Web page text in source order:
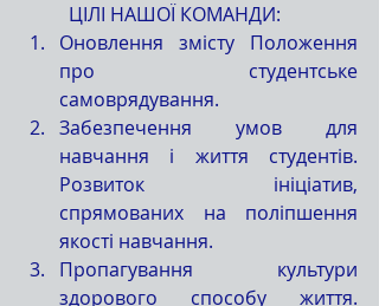
	ЦІЛІ НАШОЇ КОМАНДИ:
Оновлення змісту Положення
про студентське
самоврядування.
Забезпечення умов для
навчання і життя студентів.
Розвиток ініціатив,
спрямованих на поліпшення
якості навчання.
Пропагування культури
здорового способу життя.